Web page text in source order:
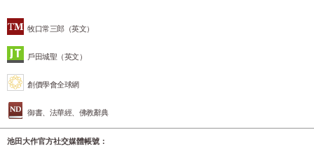
牧口常三郎（英文）
戶田城聖（英文）
創價學會全球網
御書、法華經、佛教辭典
池田大作官方社交媒體帳號：